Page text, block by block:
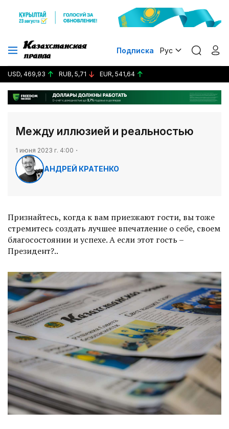
Подписка Рус
USD, 469,93 RUB, 5,71 EUR, 541,64
Между иллюзией и реальностью
1 июня 2023 г. 4:00
АНДРЕЙ КРАТЕНКО
Признайтесь, когда к вам приезжают гости, вы тоже
стремитесь создать лучшее впечатление о себе, своем
благосостоянии и успехе. А если этот гость –
Президент?..